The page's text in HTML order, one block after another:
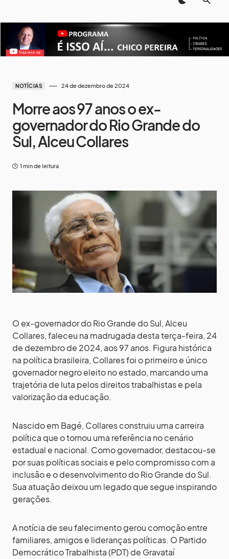
NOTÍCIAS 24 de dezembro de 2024
Morre aos 97 anos o ex-
governador do Rio Grande do
Sul, Alceu Collares
1 min de leitura
O ex-governador do Rio Grande do Sul, Alceu
Collares, faleceu na madrugada desta terça-feira, 24
de dezembro de 2024, aos 97 anos. Figura histórica
na política brasileira, Collares foi o primeiro e único
governador negro eleito no estado, marcando uma
trajetória de luta pelos direitos trabalhistas e pela
valorização da educação.
Nascido em Bagé, Collares construiu uma carreira
política que o tornou uma referência no cenário
estadual e nacional. Como governador, destacou-se
por suas políticas sociais e pelo compromisso com a
inclusão e o desenvolvimento do Rio Grande do Sul.
Sua atuação deixou um legado que segue inspirando
gerações.
A notícia de seu falecimento gerou comoção entre
familiares, amigos e lideranças políticas. O Partido
Democrático Trabalhista (PDT) de Gravataí